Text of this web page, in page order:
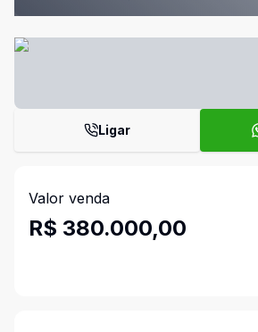
Ligar
Valor venda
R$ 380.000,00